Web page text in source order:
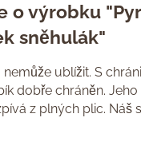
o výrobku
sněhulák"
ublížit. S
dobře chráněn.
z plných plic. Náš